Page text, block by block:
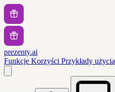
prezenty.ai
Funkcje Korzyści Przykłady użycia